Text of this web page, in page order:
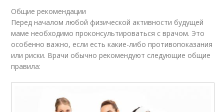
Общие рекомендации
Перед началом любой физической активности будущей
маме необходимо проконсультироваться с врачом. Это
особенно важно, если есть какие-либо противопоказания
или риски. Врачи обычно рекомендуют следующие общие
правила: